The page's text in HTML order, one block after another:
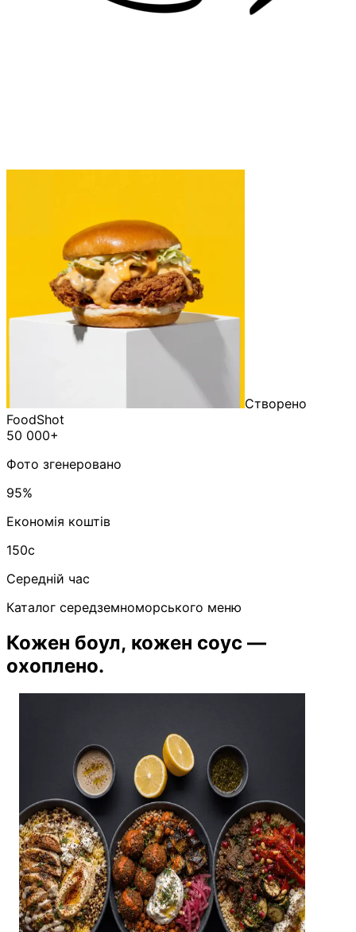
Створено
FoodShot
50 000+
Фото згенеровано
95%
Економія коштів
150с
Середній час
Каталог середземноморського меню
Кожен боул, кожен соус —
охоплено.